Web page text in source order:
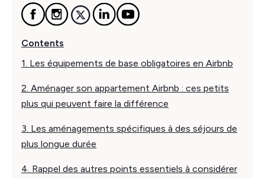
Contents
1. Les équipements de base obligatoires en Airbnb
2. Aménager son appartement Airbnb : ces petits
plus qui peuvent faire la différence
3. Les aménagements spécifiques à des séjours de
plus longue durée
4. Rappel des autres points essentiels à considérer